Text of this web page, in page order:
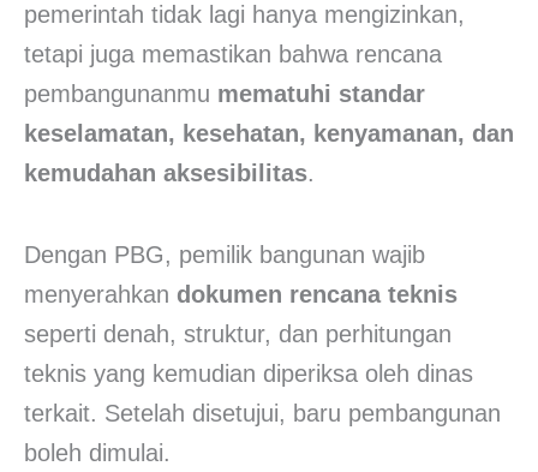
pemerintah tidak lagi hanya mengizinkan,
tetapi juga memastikan bahwa rencana
pembangunanmu mematuhi standar
keselamatan, kesehatan, kenyamanan, dan
kemudahan aksesibilitas.
Dengan PBG, pemilik bangunan wajib
menyerahkan dokumen rencana teknis
seperti denah, struktur, dan perhitungan
teknis yang kemudian diperiksa oleh dinas
terkait. Setelah disetujui, baru pembangunan
boleh dimulai.